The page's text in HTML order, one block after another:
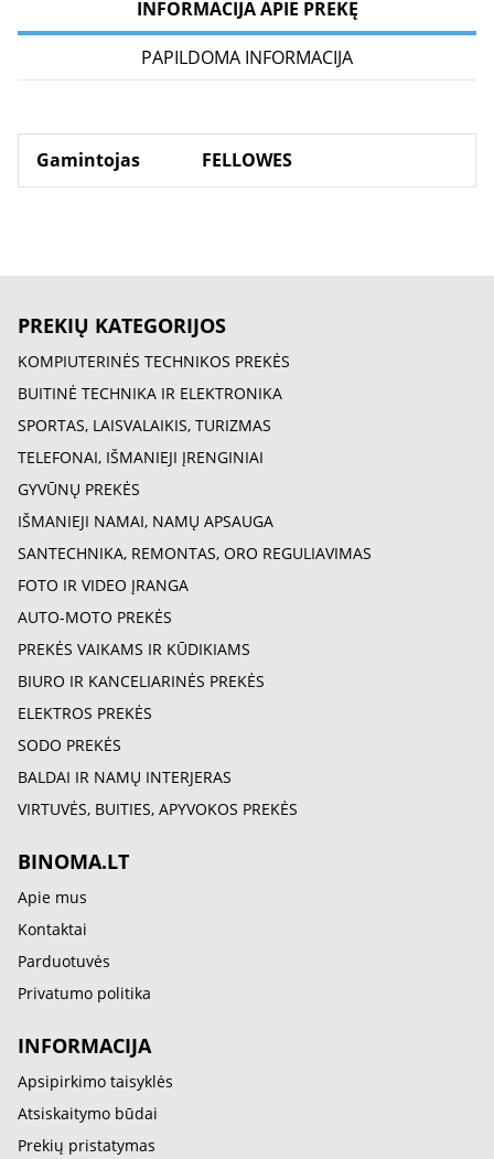
INFORMACIJA APIE PREKĘ
PAPILDOMA INFORMACIJA
Gamintojas FELLOWES
PREKIŲ KATEGORIJOS
KOMPIUTERINĖS TECHNIKOS PREKĖS
BUITINĖ TECHNIKA IR ELEKTRONIKA
SPORTAS, LAISVALAIKIS, TURIZMAS
TELEFONAI, IŠMANIEJI ĮRENGINIAI
GYVŪNŲ PREKĖS
IŠMANIEJI NAMAI, NAMŲ APSAUGA
SANTECHNIKA, REMONTAS, ORO REGULIAVIMAS
FOTO IR VIDEO ĮRANGA
AUTO-MOTO PREKĖS
PREKĖS VAIKAMS IR KŪDIKIAMS
BIURO IR KANCELIARINĖS PREKĖS
ELEKTROS PREKĖS
SODO PREKĖS
BALDAI IR NAMŲ INTERJERAS
VIRTUVĖS, BUITIES, APYVOKOS PREKĖS
BINOMA.LT
Apie mus
Kontaktai
Parduotuvės
Privatumo politika
INFORMACIJA
Apsipirkimo taisyklės
Atsiskaitymo būdai
Prekių pristatymas